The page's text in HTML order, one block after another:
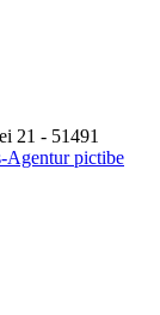
21 - 51491
Agentur pictibe